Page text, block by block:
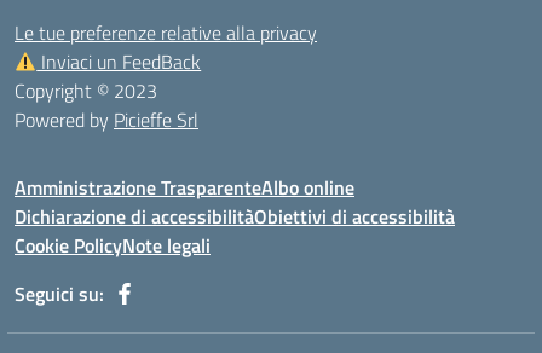
Le tue preferenze relative alla privacy
Inviaci un FeedBack
Copyright © 2023
Powered by Picieffe Srl
Amministrazione TrasparenteAlbo online
Dichiarazione di accessibilitàObiettivi di accessibilità
Cookie PolicyNote legali
Seguici su: